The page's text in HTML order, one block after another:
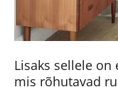
Lisaks sellele on
mis rõhutavad